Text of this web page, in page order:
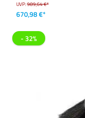
UVP:989,64 €*
670,98 €*
- 32%